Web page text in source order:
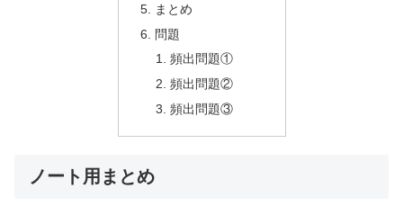
まとめ
問題
頻出問題①
頻出問題②
頻出問題③
ノート用まとめ